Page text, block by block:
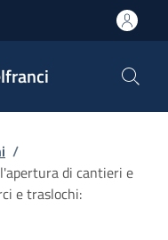
/
di cantieri e
e traslochi: